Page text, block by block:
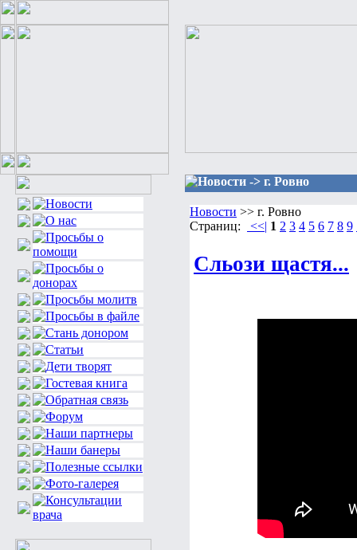
Новости -> г. Ровно
Новости >> г. Ровно
Страниц:
<<| 1 2 3 4 5 6 7 8 9
Сльози щастя...